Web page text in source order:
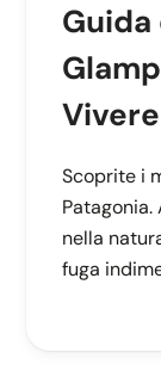
Scoprite i
nella
fuga